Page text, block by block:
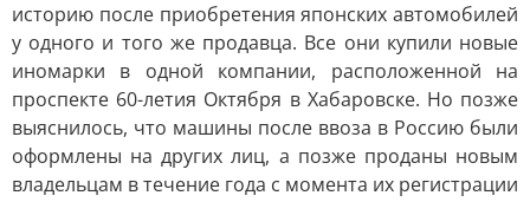
историю после приобретения японских автомобилей
у одного и того же продавца. Все они купили новые
иномарки в одной компании, расположенной на
проспекте 60-летия Октября в Хабаровске. Но позже
выяснилось, что машины после ввоза в Россию были
оформлены на других лиц, а позже проданы новым
владельцам в течение года с момента их регистрации